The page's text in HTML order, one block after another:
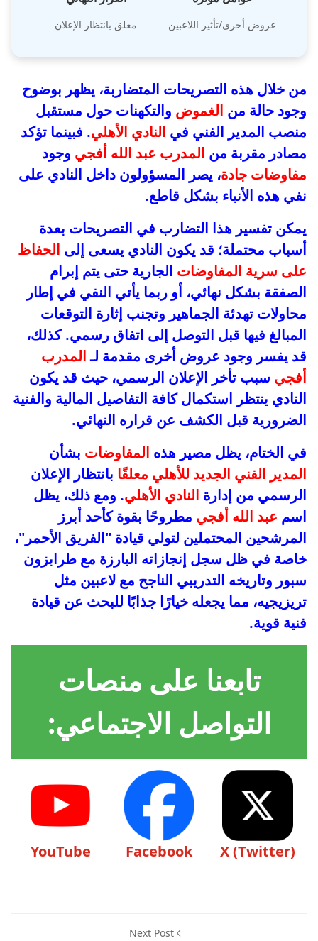
عروض أخرى/تأثير اللاعبين معلق بانتظار الإعلان
من خلال هذه التصريحات المتضاربة، يظهر بوضوح
وجود حالة من الغموض والتكهنات حول مستقبل
منصب المدير الفني في النادي الأهلي. فبينما تؤكد
مصادر مقربة من المدرب عبد الله أفجي وجود
مفاوضات جادة، يصر المسؤولون داخل النادي على
نفي هذه الأنباء بشكل قاطع.
يمكن تفسير هذا التضارب في التصريحات بعدة
أسباب محتملة؛ قد يكون النادي يسعى إلى الحفاظ
على سرية المفاوضات الجارية حتى يتم إبرام
الصفقة بشكل نهائي، أو ربما يأتي النفي في إطار
محاولات تهدئة الجماهير وتجنب إثارة التوقعات
المبالغ فيها قبل التوصل إلى اتفاق رسمي. كذلك،
قد يفسر وجود عروض أخرى مقدمة لـالمدرب
أفجي سبب تأخر الإعلان الرسمي، حيث قد يكون
النادي ينتظر استكمال كافة التفاصيل المالية والفنية
الضرورية قبل الكشف عن قراره النهائي.
في الختام، يظل مصير هذه المفاوضات بشأن
المدير الفني الجديد للأهلي معلقًا بانتظار الإعلان
الرسمي من إدارة النادي الأهلي. ومع ذلك، يظل
اسم عبد الله أفجي مطروحًا بقوة كأحد أبرز
المرشحين المحتملين لتولي قيادة "الفريق الأحمر"،
خاصة في ظل سجل إنجازاته البارزة مع طرابزون
سبور وتاريخه التدريبي الناجح مع لاعبين مثل
تريزيجيه، مما يجعله خيارًا جذابًا للبحث عن قيادة
فنية قوية.
تابعنا على منصات
التواصل الاجتماعي:
X (Twitter)
Facebook
YouTube
Next Post